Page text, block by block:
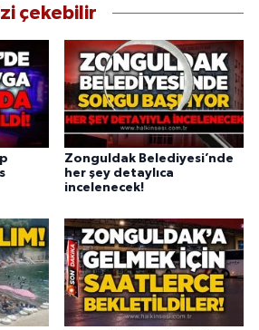
çekebilir
Zonguldak Belediyesi’nde
her şey detaylıca
incelenecek!